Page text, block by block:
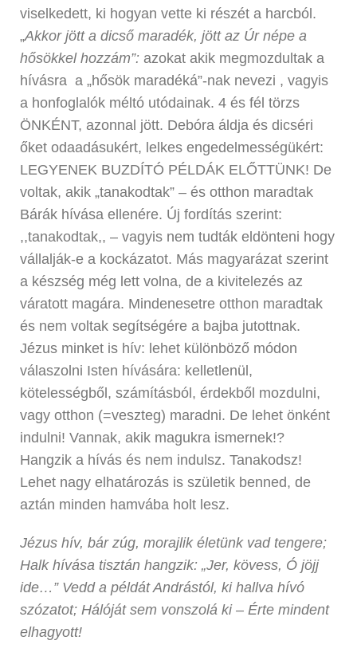
viselkedett, ki hogyan vette ki részét a harcból.
„Akkor jött a dicső maradék, jött az Úr népe a
hősökkel hozzám”: azokat akik megmozdultak a
hívásra a „hősök maradéká”-nak nevezi , vagyis
a honfoglalók méltó utódainak. 4 és fél törzs
ÖNKÉNT, azonnal jött. Debóra áldja és dicséri
őket odaadásukért, lelkes engedelmességükért:
LEGYENEK BUZDÍTÓ PÉLDÁK ELŐTTÜNK! De
voltak, akik „tanakodtak” – és otthon maradtak
Bárák hívása ellenére. Új fordítás szerint:
,,tanakodtak,, – vagyis nem tudták eldönteni hogy
vállalják-e a kockázatot. Más magyarázat szerint
a készség még lett volna, de a kivitelezés az
váratott magára. Mindenesetre otthon maradtak
és nem voltak segítségére a bajba jutottnak.
Jézus minket is hív: lehet különböző módon
válaszolni Isten hívására: kelletlenül,
kötelességből, számításból, érdekből mozdulni,
vagy otthon (=veszteg) maradni. De lehet önként
indulni! Vannak, akik magukra ismernek!?
Hangzik a hívás és nem indulsz. Tanakodsz!
Lehet nagy elhatározás is születik benned, de
aztán minden hamvába holt lesz.
Jézus hív, bár zúg, morajlik életünk vad tengere;
Halk hívása tisztán hangzik: „Jer, kövess, Ó jöjj
ide…” Vedd a példát Andrástól, ki hallva hívó
szózatot; Hálóját sem vonszolá ki – Érte mindent
elhagyott!